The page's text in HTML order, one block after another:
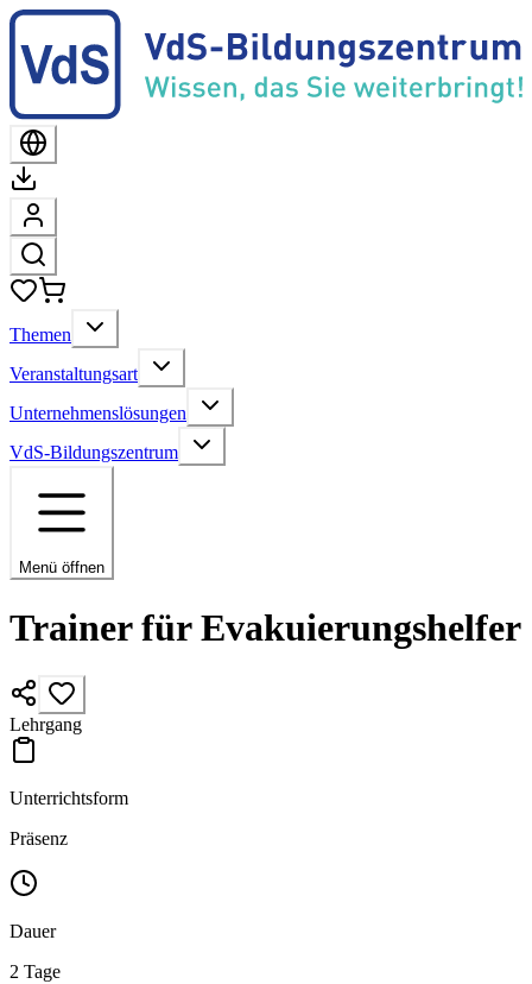
Themen
Veranstaltungsart
Unternehmenslösungen
VdS-Bildungszentrum
Menü öffnen
Trainer für Evakuierungshelfer
Lehrgang
Unterrichtsform
Präsenz
Dauer
2 Tage